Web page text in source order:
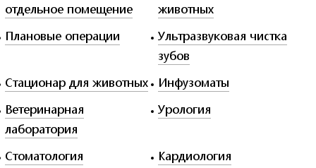
отдельное помещение
животных
Плановые операции
Ультразвуковая чистка
зубов
Стационар для животных
Инфузоматы
Ветеринарная
лаборатория
Урология
Стоматология
Кардиология